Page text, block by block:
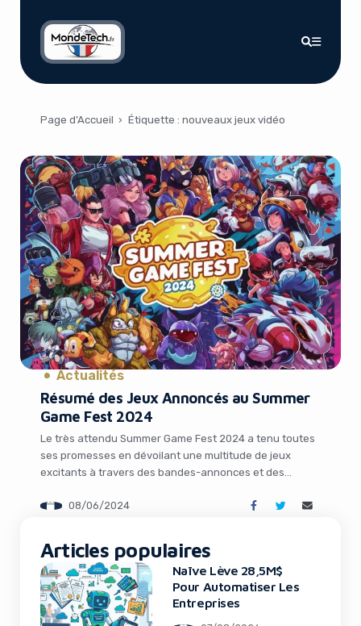
Page d’Accueil › Étiquette : nouveaux jeux vidéo
Actualités
Résumé des Jeux Annoncés au Summer
Game Fest 2024
Le très attendu Summer Game Fest 2024 a tenu toutes
ses promesses en dévoilant une multitude de jeux
excitants à travers des bandes-annonces et des
intenses, les amateurs de jeux vidéo ont pu découvrir
08/06/2024
Articles populaires
Naïve Lève 28,5M$
Pour Automatiser Les
Entreprises
using an ad-blocker!